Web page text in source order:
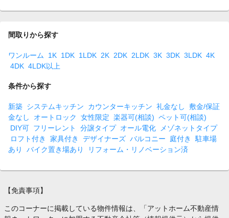
間取りから探す
ワンルーム 1K 1DK 1LDK 2K 2DK 2LDK 3K 3DK 3LDK 4K
4DK 4LDK以上
条件から探す
新築 システムキッチン カウンターキッチン 礼金なし
敷金/保証
金なし
オートロック 女性限定 楽器可(相談) ペット可(相談)
DIY可 フリーレント 分譲タイプ オール電化
メゾネットタイプ
ロフト付き
家具付き デザイナーズ バルコニー 庭付き
駐車場
あり
バイク置き場あり リフォーム・リノベーション済
【免責事項】
このコーナーに掲載している物件情報は、「アットホーム不動産情